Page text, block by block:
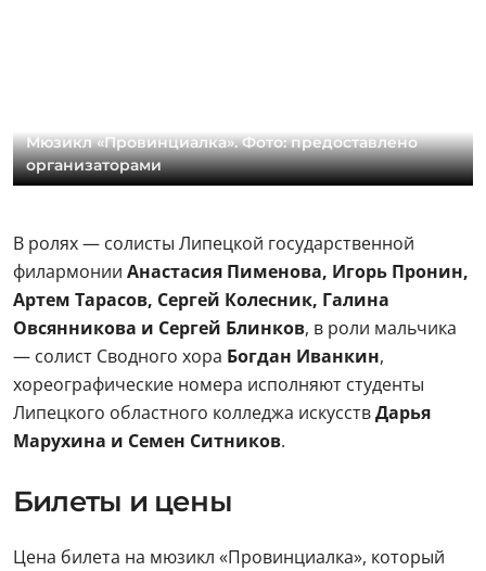
Мюзикл «Провинциалка». Фото: предоставлено
организаторами
В ролях — солисты Липецкой государственной
филармонии Анастасия Пименова, Игорь Пронин,
Артем Тарасов, Сергей Колесник, Галина
Овсянникова и Сергей Блинков, в роли мальчика
— солист Сводного хора Богдан Иванкин,
хореографические номера исполняют студенты
Липецкого областного колледжа искусствДарья
Марухина и Семен Ситников.
Билеты и цены
Цена билета на мюзикл «Провинциалка», который